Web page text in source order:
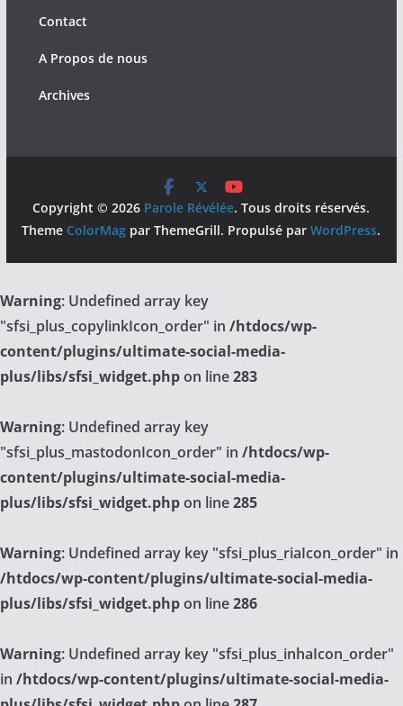
Contact
A Propos de nous
Archives
Copyright © 2026 Parole Révélée. Tous droits réservés.
Theme ColorMag par ThemeGrill. Propulsé parWordPress.
Warning: Undefined array key
"sfsi_plus_copylinkIcon_order" in /htdocs/wp-
content/plugins/ultimate-social-media-
plus/libs/sfsi_widget.phpon line283
Warning: Undefined array key
"sfsi_plus_mastodonIcon_order" in /htdocs/wp-
content/plugins/ultimate-social-media-
plus/libs/sfsi_widget.phpon line285
Warning: Undefined array key "sfsi_plus_riaIcon_order" in
/htdocs/wp-content/plugins/ultimate-social-media-
plus/libs/sfsi_widget.phpon line286
Warning: Undefined array key "sfsi_plus_inhaIcon_order"
in /htdocs/wp-content/plugins/ultimate-social-media-